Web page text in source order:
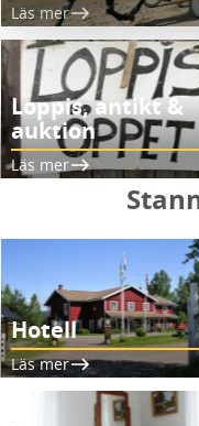
Läs mer
Loppis, antikt &
auktion
Läs mer
Hotell
Läs mer